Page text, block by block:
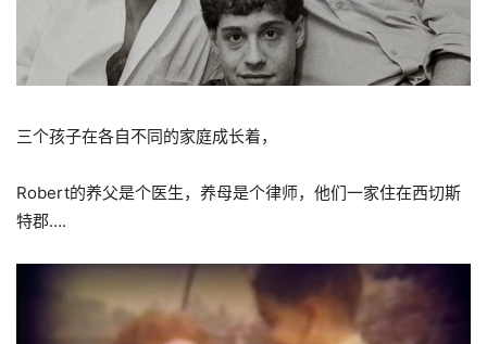
三个孩子在各自不同的家庭成长着，
Robert的养父是个医生，养母是个律师，他们一家住在西切斯
特郡….